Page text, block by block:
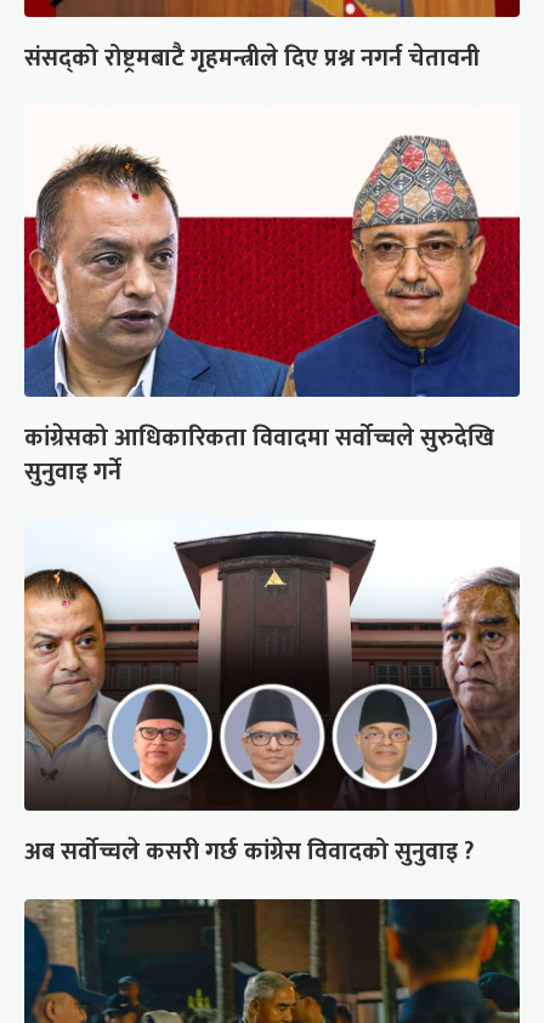
संसद्को रोष्ट्रमबाटै गृहमन्त्रीले दिए प्रश्न नगर्न चेतावनी
कांग्रेसको आधिकारिकता विवादमा सर्वोच्चले सुरुदेखि
सुनुवाइ गर्ने
अब सर्वोच्चले कसरी गर्छ कांग्रेस विवादको सुनुवाइ ?